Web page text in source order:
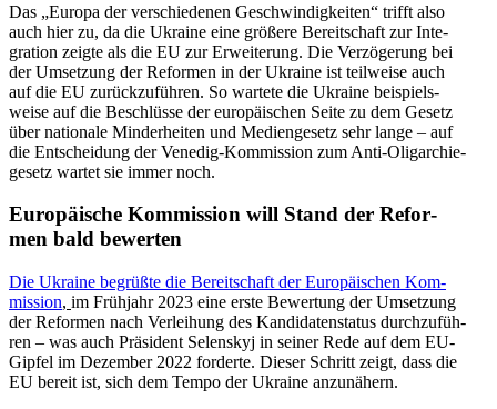
Das „Europa der ver­schie­de­nen Geschwin­dig­kei­ten“ trifft also
auch hier zu, da die Ukraine eine größere Bereit­schaft zur Inte­
gra­tion zeigte als die EU zur Erwei­te­rung. Die Ver­zö­ge­rung bei
der Umset­zung der Refor­men in der Ukraine ist teil­weise auch
auf die EU zurück­zu­füh­ren. So wartete die Ukraine bei­spiels­
weise auf die Beschlüsse der euro­päi­schen Seite zu dem Gesetz
über natio­nale Min­der­hei­ten und Medi­en­ge­setz sehr lange – auf
die Ent­schei­dung der Venedig-Kom­mis­sion zum Anti-Olig­ar­chie­
ge­setz wartet sie immer noch.
Euro­päi­sche Kom­mis­sion will Stand der Refor­
men bald bewerten
Die Ukraine begrüßte die Bereit­schaft der Euro­päi­schen Kom­
mis­sion, im Früh­jahr 2023 eine erste Bewer­tung der Umset­zung
der Refor­men nach Ver­lei­hung des Kan­di­da­ten­sta­tus durch­zu­füh­
ren – was auch Prä­si­dent Selen­skyj in seiner Rede auf dem EU-
Gipfel im Dezem­ber 2022 for­derte. Dieser Schritt zeigt, dass die
EU bereit ist, sich dem Tempo der Ukraine anzunähern.